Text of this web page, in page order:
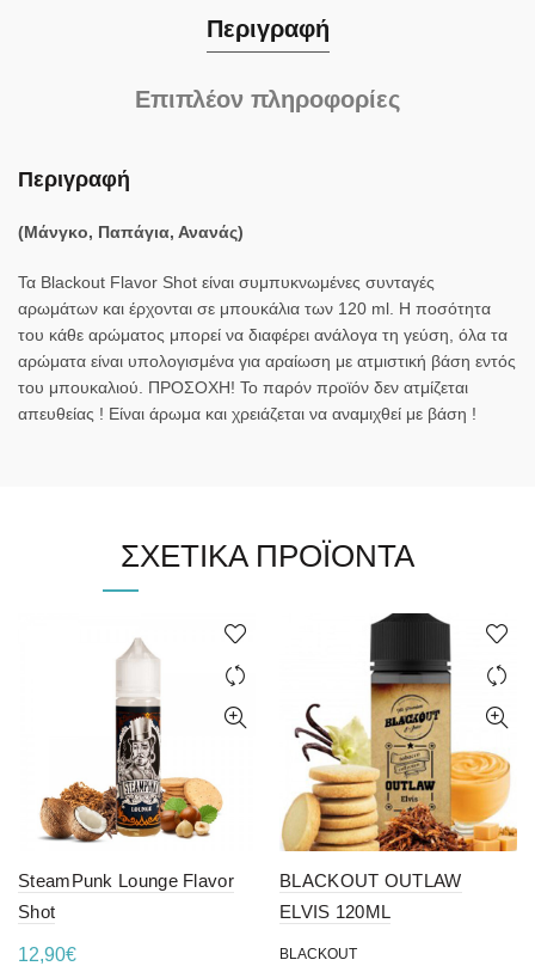
Περιγραφή
Επιπλέον πληροφορίες
Περιγραφή
(Μάνγκο, Παπάγια, Ανανάς)
Τα Blackout Flavor Shot είναι συμπυκνωμένες συνταγές
αρωμάτων και έρχονται σε μπουκάλια των 120 ml. Η ποσότητα
του κάθε αρώματος μπορεί να διαφέρει ανάλογα τη γεύση, όλα τα
αρώματα είναι υπολογισμένα για αραίωση με ατμιστική βάση εντός
του μπουκαλιού. ΠΡΟΣΟΧΗ! Το παρόν προϊόν δεν ατμίζεται
απευθείας ! Είναι άρωμα και χρειάζεται να αναμιχθεί με βάση !
ΣΧΕΤΙΚΆ ΠΡΟΪΌΝΤΑ
SteamPunk Lounge Flavor
Shot
12,90€
BLACKOUT OUTLAW
ELVIS 120ML
BLACKOUT